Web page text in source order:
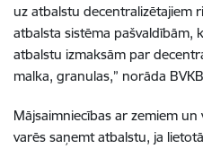
uz atbalstu decentralizētajiem
atbalsta sistēma pašvaldībām,
atbalstu izmaksām par
malka, granulas,” norāda
Mājsaimniecības ar zemiem
varēs saņemt atbalstu, ja